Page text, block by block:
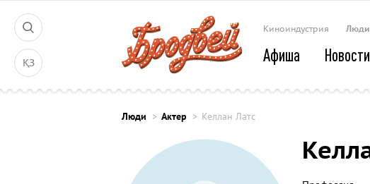
ҚЗ
Киноиндустрия Люди
Афиша
Люди Актер Келлан Латс